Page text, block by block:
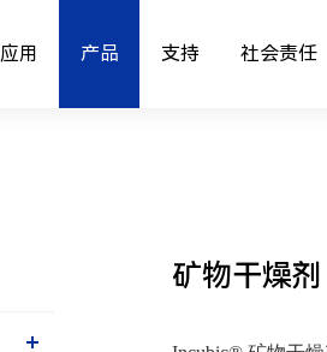
应用 产品 支持 社会责任
矿物干燥剂